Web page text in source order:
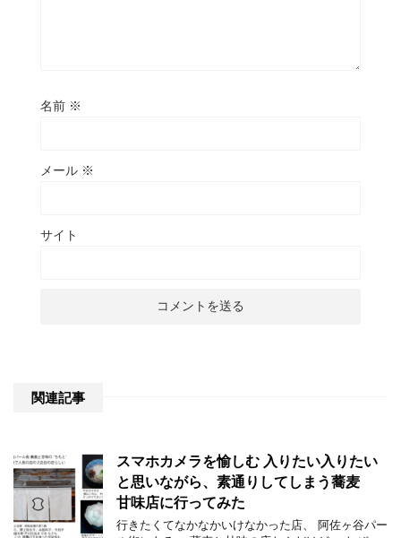
名前 ※
メール ※
サイト
関連記事
スマホカメラを愉しむ 入りたい入りたい
と思いながら、素通りしてしまう蕎麦
甘味店に行ってみた
行きたくてなかなかいけなかった店、 阿佐ヶ谷パー